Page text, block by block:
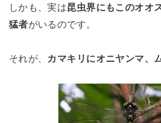
しかも、実は昆虫界にもこのオオ
猛者がいるのです。
それが、 カマキリにオニヤンマ、